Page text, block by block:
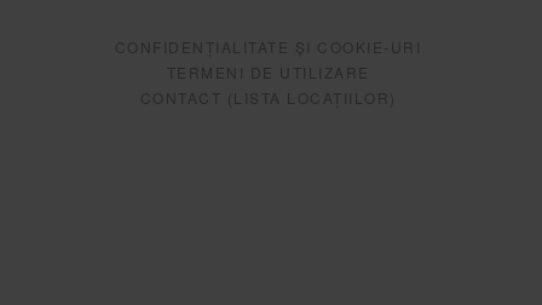
CONFIDENȚIALITATE ȘI COOKIE-URI
TERMENI DE UTILIZARE
CONTACT (LISTA LOCAȚIILOR)